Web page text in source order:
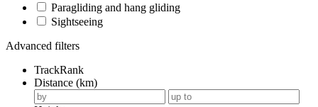
Paragliding and hang gliding
Sightseeing
Advanced filters
TrackRank
Distance (km)